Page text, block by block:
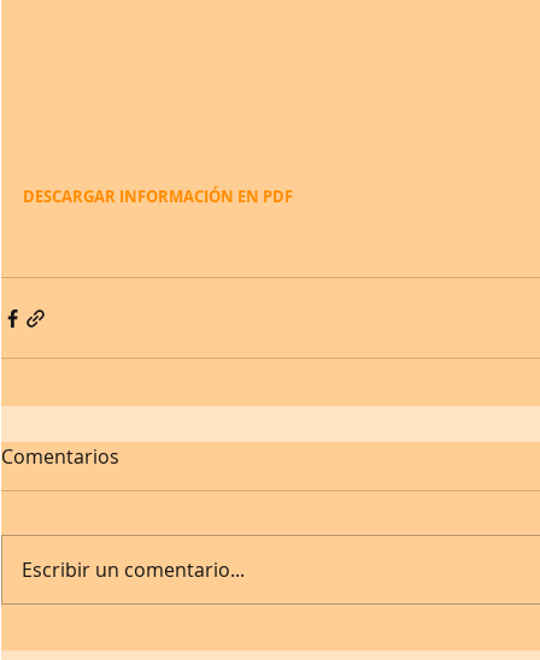
DESCARGAR INFORMACIÓN EN PDF
Comentarios
Escribir un comentario...